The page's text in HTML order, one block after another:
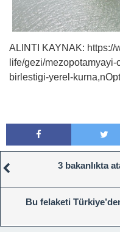
ALINTI KAYNAK: https://
life/gezi/
birlestigi-yerel-
3 bakanlıkta
Bu felaketi